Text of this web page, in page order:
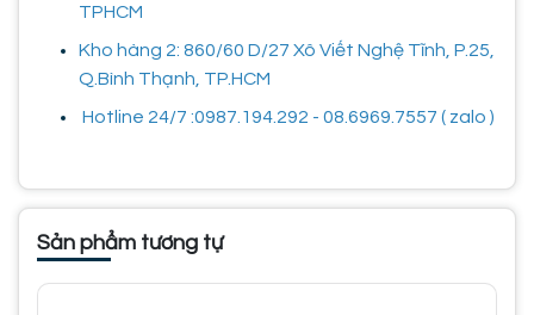
TPHCM
Kho hàng 2: 860/60 D/27 Xô Viết Nghệ Tĩnh, P.25,
Q.Bình Thạnh, TP.HCM
Hotline 24/7 :0987.194.292 - 08.6969.7557 ( zalo )
Sản phẩm tương tự